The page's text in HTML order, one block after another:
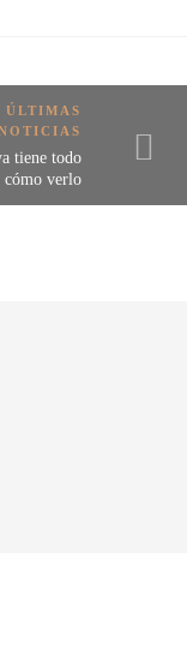
ÚLTIMAS
tiene todo
cómo verlo